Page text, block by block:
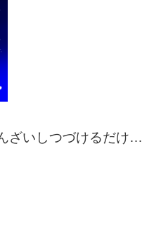
ざいしつづけるだけ…